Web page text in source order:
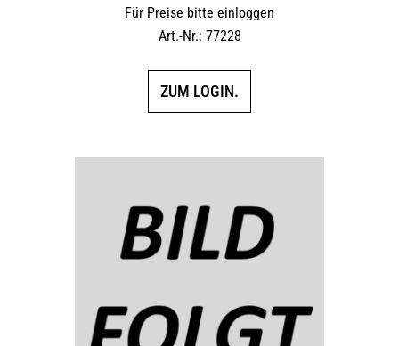
Für Preise bitte einloggen
Art.-Nr.: 77228
ZUM LOGIN.